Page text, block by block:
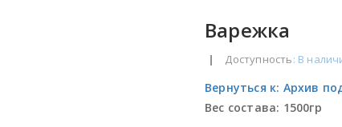
Варежка
| Доступность: В
Вернуться к: Архив
Вес состава: 1500гр